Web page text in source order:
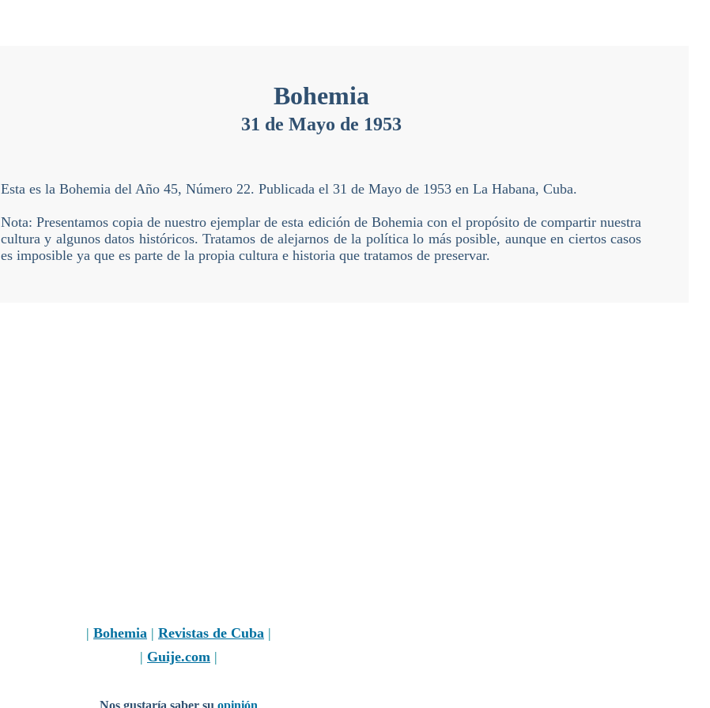
Bohemia
31 de Mayo de 1953
Esta es la Bohemia del Año 45, Número 22. Publicada el 31 de Mayo de 1953 en La Habana, Cuba.
Nota: Presentamos copia de nuestro ejemplar de esta edición de Bohemia con el propósito de compartir nuestra
cultura y algunos datos históricos. Tratamos de alejarnos de la política lo más posible, aunque en ciertos casos
es imposible ya que es parte de la propia cultura e historia que tratamos de preservar.
| Bohemia | Revistas de Cuba |
| Guije.com |
Nos gustaría saber su opinión